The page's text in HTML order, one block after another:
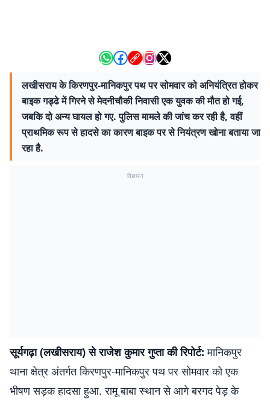
लखीसराय के किरणपुर-मानिकपुर पथ पर सोमवार को अनियंत्रित होकर
बाइक गड्ढे में गिरने से मेदनीचौकी निवासी एक युवक की मौत हो गई,
जबकि दो अन्य घायल हो गए. पुलिस मामले की जांच कर रही है, वहीं
प्राथमिक रूप से हादसे का कारण बाइक पर से नियंत्रण खोना बताया जा
रहा है.
विज्ञापन
सूर्यगढ़ा (लखीसराय) से राजेश कुमार गुप्ता की रिपोर्ट: मानिकपुर
थाना क्षेत्र अंतर्गत किरणपुर-मानिकपुर पथ पर सोमवार को एक
भीषण सड़क हादसा हुआ. रामू बाबा स्थान से आगे बरगद पेड़ के